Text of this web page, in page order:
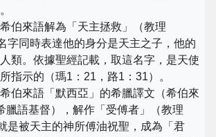
希伯來語解為「天主拯救」（教理
字同時表達他的身分是天主之子，他的
類。依據聖經記載，取這名字，是天使
指示的（瑪1：21，路1：31）。
希伯來語「默西亞」的希臘譯文（希伯來
臘語基督），解作「受傅者」（教理
是被天主的神所傅油祝聖，成為「君